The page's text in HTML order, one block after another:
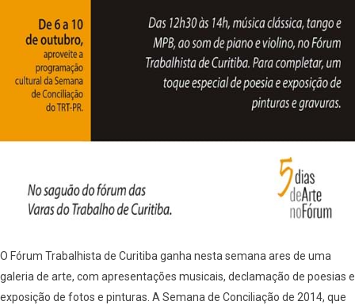
O Fórum Trabalhista de Curitiba ganha nesta semana ares de uma
galeria de arte, com apresentações musicais, declamação de poesias e
exposição de fotos e pinturas. A Semana de Conciliação de 2014, que